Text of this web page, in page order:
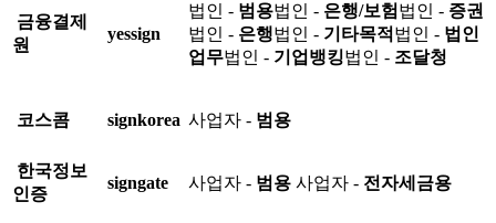
금융결제
원
yessign
법인 - 범용법인 - 은행/보험 법인 - 증권
법인 - 은행법인 - 기타목적 법인 - 법인
업무법인 - 기업뱅킹법인 - 조달청
코스콤 signkorea 사업자 - 범용
한국정보
인증
signgate 사업자 - 범용 사업자 - 전자세금용